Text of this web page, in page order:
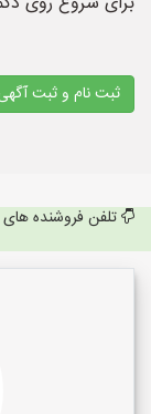
ثبت نام و ثبت
تلفن فروشنده